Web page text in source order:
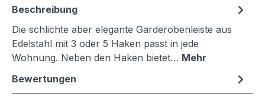
Beschreibung
Die schlichte aber elegante Garderobenleiste aus
Edelstahl mit 3 oder 5 Haken passt in jede
Wohnung. Neben den Haken bietet… Mehr
Bewertungen